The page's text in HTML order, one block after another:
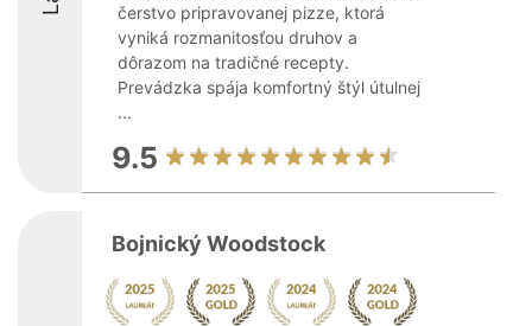
čerstvo pripravovanej pizze, ktorá
vyniká rozmanitosťou druhov a
dôrazom na tradičné recepty.
Prevádzka spája komfortný štýl útulnej
...
9.5
Bojnický Woodstock